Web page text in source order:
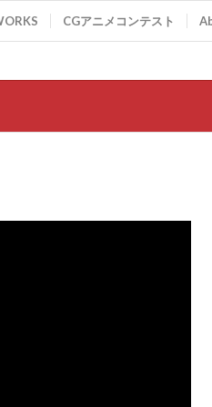
CGアニメコンテスト